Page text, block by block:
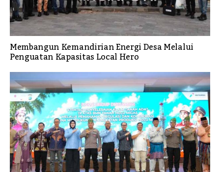
Membangun Kemandirian Energi Desa Melalui
Penguatan Kapasitas Local Hero